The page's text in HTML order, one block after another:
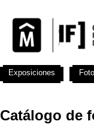
Catálogo de
Exposiciones